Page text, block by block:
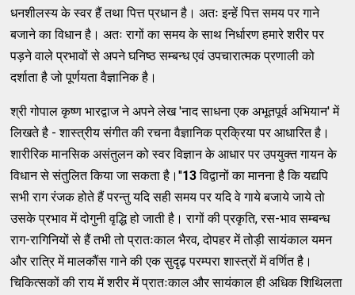
धनशीलस्य के स्वर हैं तथा पित्त प्रधान है। अतः इन्हें पित्त समय पर गाने
बजाने का विधान है। अतः रागों का समय के साथ निर्धारण हमारे शरीर पर
पड़ने वाले प्रभावों से अपने घनिष्ठ सम्बन्ध एवं उपचारात्मक प्रणाली को
दर्शाता है जो पूर्णयता वैज्ञानिक है।
श्री गोपाल कृष्ण भारद्वाज ने अपने लेख 'नाद साधना एक अभूतपूर्व अभियान' में
लिखते है - शास्त्रीय संगीत की रचना वैज्ञानिक प्रक्रिया पर आधारित है।
शारीरिक मानसिक असंतुलन को स्वर विज्ञान के आधार पर उपयुक्त गायन के
विधान से संतुलित किया जा सकता है।''13विद्वानों का मानना है कि यद्यपि
सभी राग रंजक होते हैं परन्तु यदि सही समय पर यदि वे गाये बजाये जाये तो
उसके प्रभाव में दोगुनी वृद्धि हो जाती है। रागों की प्रकृति, रस-भाव सम्बन्ध
राग-रागिनियों से हैं तभी तो प्रातःकाल भैरव, दोपहर में तोड़ी सायंकाल यमन
और रात्रि में मालकौंस गाने की एक सुदृढ़ परम्परा शास्त्रों में वर्णित है।
चिकित्सकों की राय में शरीर में प्रातःकाल और सायंकाल ही अधिक शिथिलता